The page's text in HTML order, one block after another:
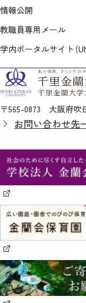
情報公開
教職員専用メール
学内ポータルサイト（
〒565-0873 大阪府吹
お問い合わせ先